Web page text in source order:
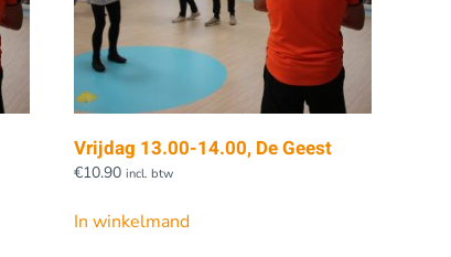
Vrijdag 13.00-14.00, De Geest
€10.90 incl. btw
In winkelmand